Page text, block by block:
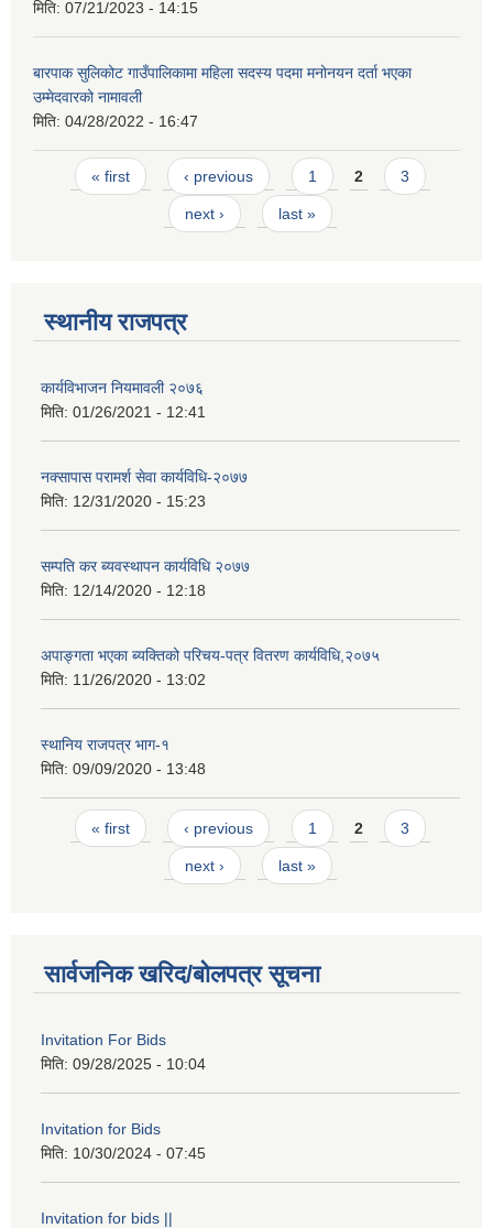
मिति: 07/21/2023 - 14:15
बारपाक सुलिकोट गाउँपालिकामा महिला सदस्य पदमा मनोनयन दर्ता भएका
उम्मेदवारको नामावली
मिति: 04/28/2022 - 16:47
Pages
« first ‹ previous 1 2 3
next › last »
स्थानीय राजपत्र
कार्यविभाजन नियमावली २०७६
मिति: 01/26/2021 - 12:41
नक्सापास परामर्श सेवा कार्यविधि-२०७७
मिति: 12/31/2020 - 15:23
सम्पति कर ब्यवस्थापन कार्यविधि २०७७
मिति: 12/14/2020 - 12:18
अपाङ्गता भएका ब्यक्तिको परिचय-पत्र वितरण कार्यविधि,२०७५
मिति: 11/26/2020 - 13:02
स्थानिय राजपत्र भाग-१
मिति: 09/09/2020 - 13:48
Pages
« first ‹ previous 1 2 3
next › last »
सार्वजनिक खरिद/बोलपत्र सूचना
Invitation For Bids
मिति: 09/28/2025 - 10:04
Invitation for Bids
मिति: 10/30/2024 - 07:45
Invitation for bids ||